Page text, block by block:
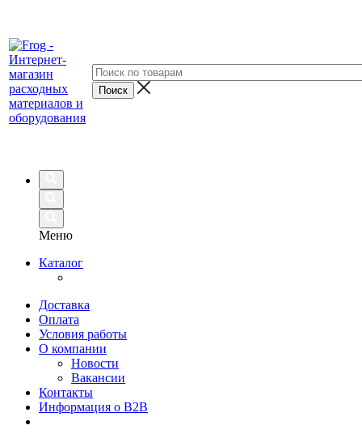
Меню
Каталог
Доставка
Оплата
Условия работы
О компании
Новости
Вакансии
Контакты
Информация о B2B